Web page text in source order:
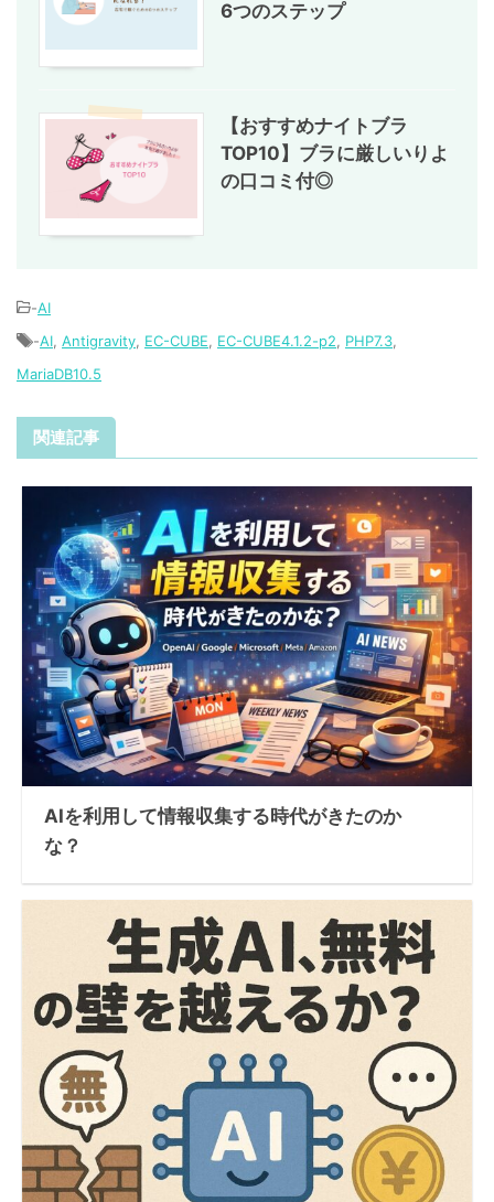
6つのステップ
【おすすめナイトブラ
TOP10】ブラに厳しいりよ
の口コミ付◎
-AI
-AI, Antigravity, EC-CUBE, EC-CUBE4.1.2-p2, PHP7.3,
MariaDB10.5
関連記事
AIを利用して情報収集する時代がきたのか
な？